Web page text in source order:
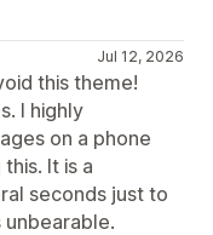
Jul 12, 2026
this theme!
I highly
on a phone
It is a
seconds just to